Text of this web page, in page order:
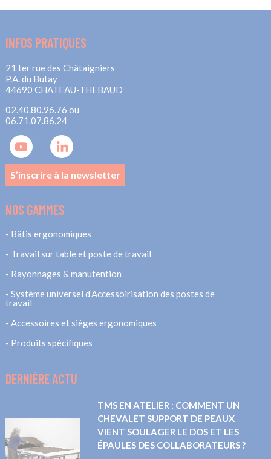
INFOS PRATIQUES
21 ter rue des Châtaigniers
P.A. du Butay
44690 CHATEAU-THEBAUD
02.40.80.96.76 ou
06.71.07.86.24
S’inscrire à la newsletter
NOS GAMMES
Bâtis ergonomiques
Travail sur table et poste de travail
Rayonnages & manutention
Système universel d’Accessoirisation des postes de
travail
Accessoires et sièges ergonomiques
Produits spécifiques
DERNIÈRE ACTU
TMS EN ATELIER : COMMENT UN
CHEVALET SUPPORT DE PEAUX
VIENT SOULAGER LE DOS ET LES
ÉPAULES DES COLLABORATEURS ?